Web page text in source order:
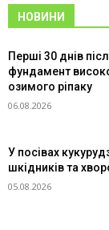
НОВИНИ
Перші 30 днів
фундамент
озимого ріпаку
06.08.2026
У посівах
шкідників та
05.08.2026